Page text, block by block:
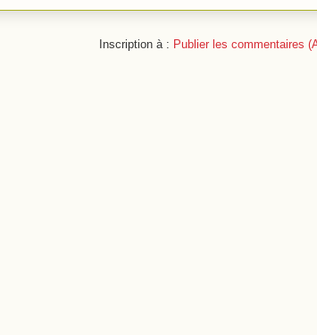
Inscription à : Publier les commentaires